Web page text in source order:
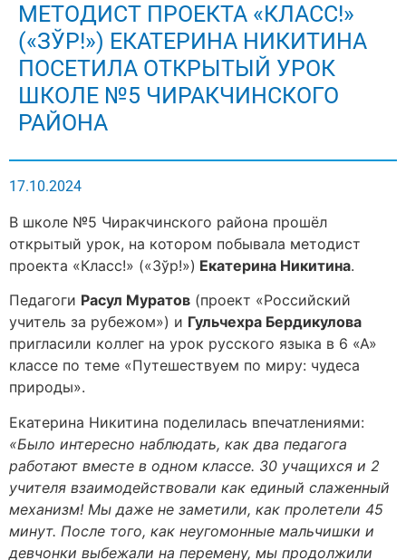
МЕТОДИСТ ПРОЕКТА «КЛАСС!»
(«ЗЎР!») ЕКАТЕРИНА НИКИТИНА
ПОСЕТИЛА ОТКРЫТЫЙ УРОК
ШКОЛЕ №5 ЧИРАКЧИНСКОГО
РАЙОНА
17.10.2024
В школе №5 Чиракчинского района прошёл
открытый урок, на котором побывала методист
проекта «Класс!» («Зўр!») Екатерина Никитина.
Педагоги Расул Муратов (проект «Российский
учитель за рубежом») и Гульчехра Бердикулова
пригласили коллег на урок русского языка в 6 «А»
классе по теме «Путешествуем по миру: чудеса
природы».
Екатерина Никитина поделилась впечатлениями:
«Было интересно наблюдать, как два педагога
работают вместе в одном классе. 30 учащихся и 2
учителя взаимодействовали как единый слаженный
механизм! Мы даже не заметили, как пролетели 45
минут. После того, как неугомонные мальчишки и
девчонки выбежали на перемену, мы продолжили